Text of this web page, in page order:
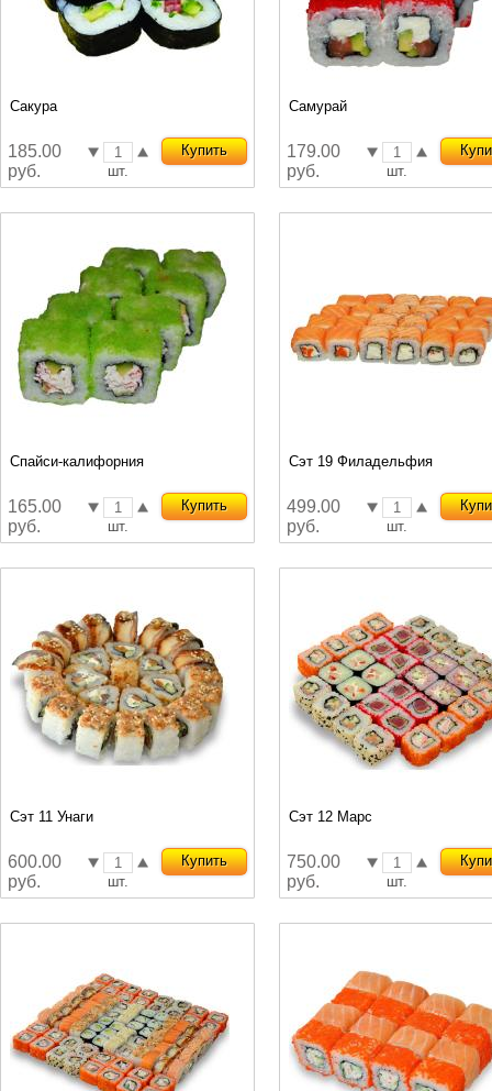
Сакура
185.00
руб.
шт.
Купить
Самурай
179.00
руб.
шт.
Спайси-калифорния
165.00
руб.
шт.
Купить
Сэт 19 Филадельфия
499.00
руб.
шт.
Сэт 11 Унаги
600.00
руб.
шт.
Купить
Сэт 12 Марс
750.00
руб.
шт.